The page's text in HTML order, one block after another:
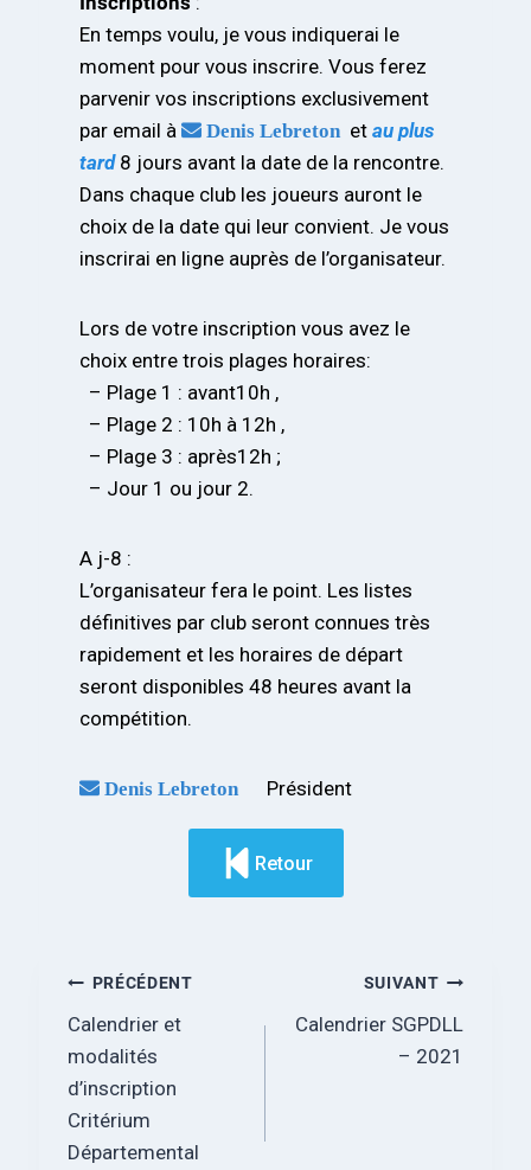
En temps voulu, je vous indiquerai le
moment pour vous inscrire. Vous ferez
parvenir vos inscriptions exclusivement
par email à
Denis Lebreton etau plus
tard8 jours avant la date de la rencontre.
Dans chaque club les joueurs auront le
choix de la date qui leur convient. Je vous
inscrirai en ligne auprès de l’organisateur.
Lors de votre inscription vous avez le
choix entre trois plages horaires:
– Plage 1 : avant10h ,
– Plage 2 : 10h à 12h ,
– Plage 3 : après12h ;
– Jour 1 ou jour 2.
A j-8 :
L’organisateur fera le point. Les listes
définitives par club seront connues très
rapidement et les horaires de départ
seront disponibles 48 heures avant la
compétition.
Denis Lebreton Président
Retour
PRÉCÉDENT
Calendrier et
modalités
d’inscription
Critérium
Départemental
SUIVANT
Calendrier SGPDLL
– 2021